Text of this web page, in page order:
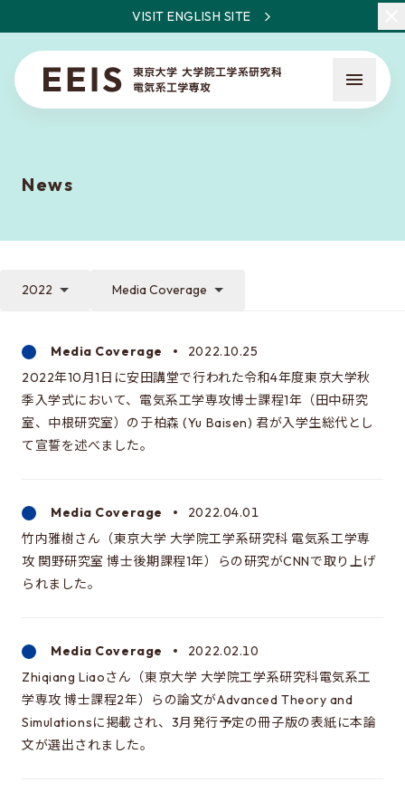
VISIT ENGLISH SITE
What is EEIS
About the entrance examination
Special oral examination for master course
Orientation for the entrance examination
Summary of your desired master/doctor thesis
project and Grade summary sheet)
Information about exam subjects
For those aiming for EEIS
Testimonials of Students
Career paths and Ph.D.
News
2022 Media Coverage
Media Coverage
2022.10.25
2022年10月1日に安田講堂で行われた令和4年度東京大学秋
季入学式において、電気系工学専攻博士課程1年（田中研究
室、中根研究室）の于柏森 (Yu Baisen) 君が入学生総代とし
て宣誓を述べました。
Media Coverage
2022.04.01
竹内雅樹さん（東京大学 大学院工学系研究科 電気系工学専
攻 関野研究室 博士後期課程1年）らの研究がCNNで取り上げ
られました。
Media Coverage
2022.02.10
Zhiqiang Liaoさん（東京大学 大学院工学系研究科電気系工
学専攻 博士課程2年）らの論文がAdvanced Theory and
Simulationsに掲載され、3月発行予定の冊子版の表紙に本論
文が選出されました。